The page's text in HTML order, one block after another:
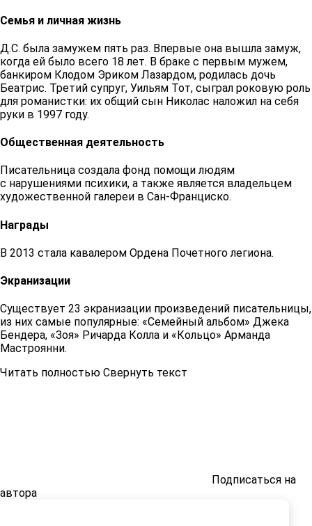
Семья и личная жизнь
Д.С. была замужем пять раз. Впервые она вышла замуж,
когда ей было всего 18 лет. В браке с первым мужем,
банкиром Клодом Эриком Лазардом, родилась дочь
Беатрис. Третий супруг, Уильям Тот, сыграл роковую роль
для романистки: их общий сын Николас наложил на себя
руки в 1997 году.
Общественная деятельность
Писательница создала фонд помощи людям
с нарушениями психики, а также является владельцем
художественной галереи в Сан-Франциско.
Награды
В 2013 стала кавалером Ордена Почетного легиона.
Экранизации
Существует 23 экранизации произведений писательницы,
из них самые популярные: «Семейный альбом» Джека
Бендера, «Зоя» Ричарда Колла и «Кольцо» Арманда
Мастроянни.
Читать полностью Свернуть текст
Подписаться на
автора